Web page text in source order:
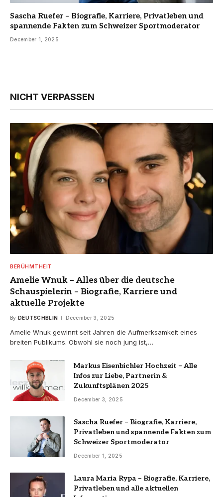
Sascha Ruefer – Biografie, Karriere, Privatleben und
spannende Fakten zum Schweizer Sportmoderator
December 1, 2025
NICHT VERPASSEN
BERÜHMTHEIT
Amelie Wnuk – Alles über die deutsche
Schauspielerin – Biografie, Karriere und
aktuelle Projekte
By DEUTSCHBLIN December 3, 2025
Amelie Wnuk gewinnt seit Jahren die Aufmerksamkeit eines
breiten Publikums. Obwohl sie noch jung ist,…
Markus Eisenbichler Hochzeit – Alle
Infos zur Liebe, Partnerin &
Zukunftsplänen 2025
December 3, 2025
Sascha Ruefer – Biografie, Karriere,
Privatleben und spannende Fakten zum
Schweizer Sportmoderator
December 1, 2025
Laura Maria Rypa – Biografie, Karriere,
Privatleben und alle aktuellen